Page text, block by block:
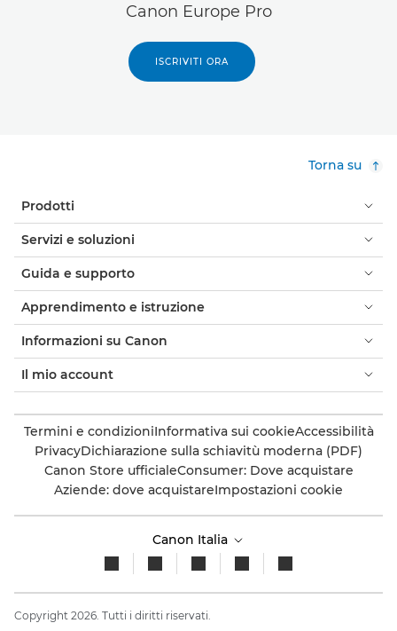
Canon Europe Pro
ISCRIVITI ORA
Torna su
Prodotti
Servizi e soluzioni
Guida e supporto
Apprendimento e istruzione
Informazioni su Canon
Il mio account
Termini e condizioniInformativa sui cookieAccessibilità
PrivacyDichiarazione sulla schiavitù moderna (PDF)
Canon Store ufficialeConsumer: Dove acquistare
Aziende: dove acquistareImpostazioni cookie
Canon Italia
Copyright 2026. Tutti i diritti riservati.